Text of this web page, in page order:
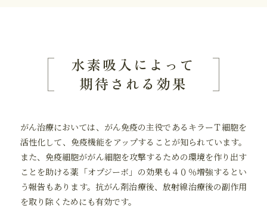
水素吸入によって
期待される効果
がん治療においては、がん免疫の主役であるキラーＴ細胞を
活性化して、免疫機能をアップすることが知られています。
また、免疫細胞ががん細胞を攻撃するための環境を作り出す
ことを助ける薬「オプジーボ」の効果も４０％増強するとい
う報告もあります。抗がん剤治療後、放射線治療後の副作用
を取り除くためにも有効です。